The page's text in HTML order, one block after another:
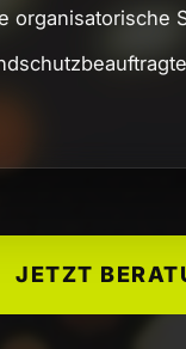
organisatorische
JETZT